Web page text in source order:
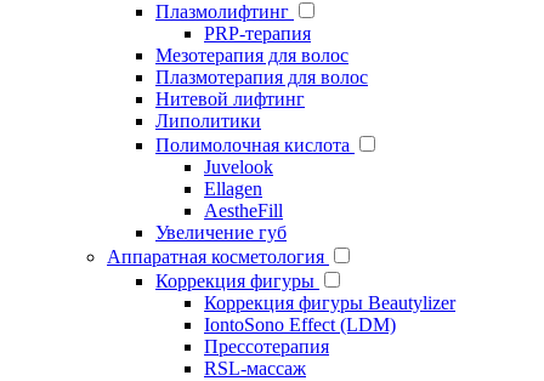
Плазмолифтинг
PRP-терапия
Мезотерапия для волос
Плазмотерапия для волос
Нитевой лифтинг
Липолитики
Полимолочная кислота
Juvelook
Ellagen
AestheFill
Увеличение губ
Аппаратная косметология
Коррекция фигуры
Коррекция фигуры Beautylizer
IontoSono Effect (LDM)
Прессотерапия
RSL-массаж